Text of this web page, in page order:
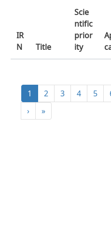
IR
N
Title
Scie
ntific
prior
ity
1 2 3 4 5
›
»